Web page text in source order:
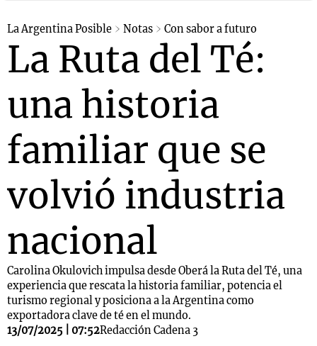
La Argentina Posible Notas Con sabor a futuro
La Ruta del Té:
una historia
familiar que se
volvió industria
nacional
Carolina Okulovich impulsa desde Oberá la Ruta del Té, una
experiencia que rescata la historia familiar, potencia el
turismo regional y posiciona a la Argentina como
exportadora clave de té en el mundo.
13/07/2025 | 07:52Redacción Cadena 3